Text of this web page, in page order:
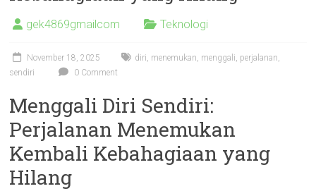
gek4869gmailcom Teknologi
November 18, 2025 diri, menemukan, menggali, perjalanan,
sendiri
0 Comment
Menggali Diri Sendiri:
Perjalanan Menemukan
Kembali Kebahagiaan yang
Hilang